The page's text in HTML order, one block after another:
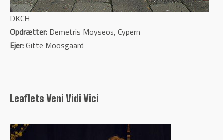
DKCH
Opdrætter: Demetris Moyseos, Cypern
Ejer:Gitte Moosgaard
Leaflets Veni Vidi Vici